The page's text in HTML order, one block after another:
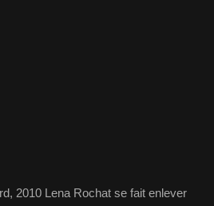
2010 Lena Rochat se fait enlever